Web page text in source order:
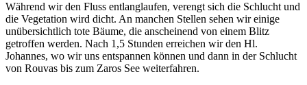
Während wir den Fluss entlanglaufen, verengt sich die Schlucht und
die Vegetation wird dicht. An manchen Stellen sehen wir einige
unübersichtlich tote Bäume, die anscheinend von einem Blitz
getroffen werden. Nach 1,5 Stunden erreichen wir den Hl.
Johannes, wo wir uns entspannen können und dann in der Schlucht
von Rouvas bis zum Zaros See weiterfahren.